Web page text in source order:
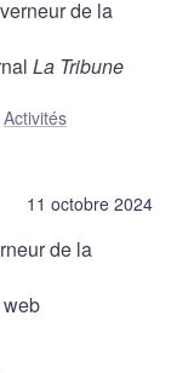
de la
La Tribune
Activités
11 octobre 2024
de la